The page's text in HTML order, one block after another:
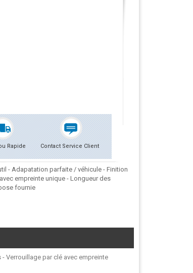
Rapide Contact Service Client
- Adapatation parfaite / véhicule - Finition
empreinte unique - Longueur des
fournie
Verrouillage par clé avec empreinte